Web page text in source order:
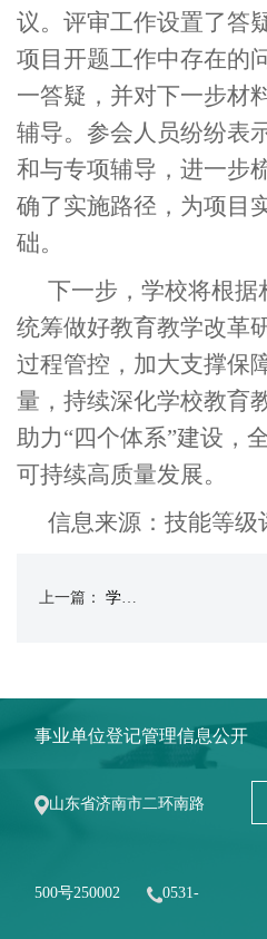
议。评审工作设置了答
项目开题工作中存在的
一答疑，并对下一步材
辅导。参会人员纷纷表
和与专项辅导，进一步
确了实施路径，为项目
础。
下一步，学校将根据
统筹做好教育教学改革
过程管控，加大支撑保
量，持续深化学校教育
助力“四个体系”建设，
可持续高质量发展。
信息来源：技能等级
上一篇： 学校泰安校区综合服务用房建设项目获泰安市泰山区通报表扬
事业单位登记管理信息公开
山东省济南市二环南路
500号250002 0531-